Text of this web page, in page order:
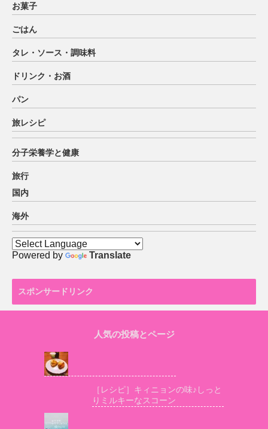
お菓子
ごはん
タレ・ソース・調味料
ドリンク・お酒
パン
旅レシピ
分子栄養学と健康
旅行
国内
海外
Powered by Translate
スポンサードリンク
人気の投稿とページ
［レシピ］キィニョンの味♪しっと
りミルキーなスコーン